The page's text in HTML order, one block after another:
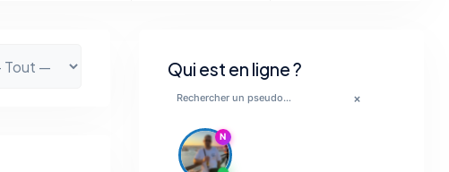
Qui est en ligne ?
×
N